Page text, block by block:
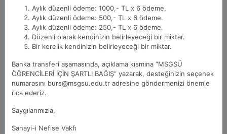
Aylık düzenli ödeme: 1000,- TL x 6 ödeme.
Aylık düzenli ödeme: 500,- TL x 6 ödeme.
Aylık düzenli ödeme: 250,- TL x 6 ödeme.
Düzenli olarak kendinizin belirleyeceği bir miktar.
Bir kerelik kendinizin belirleyeceği bir miktar.
Banka transferi aşamasında, açıklama kısmına “MSGSÜ
ÖĞRENCİLERİ İÇİN ŞARTLI BAĞIŞ” yazarak, desteğinizin seçenek
numarasını burs@msgsu.edu.tr adresine göndermenizi önemle
rica ederiz.
Saygılarımızla,
Sanayi-i Nefise Vakfı